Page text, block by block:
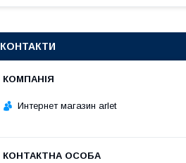
КОНТАКТИ
Интернет магазин arlet